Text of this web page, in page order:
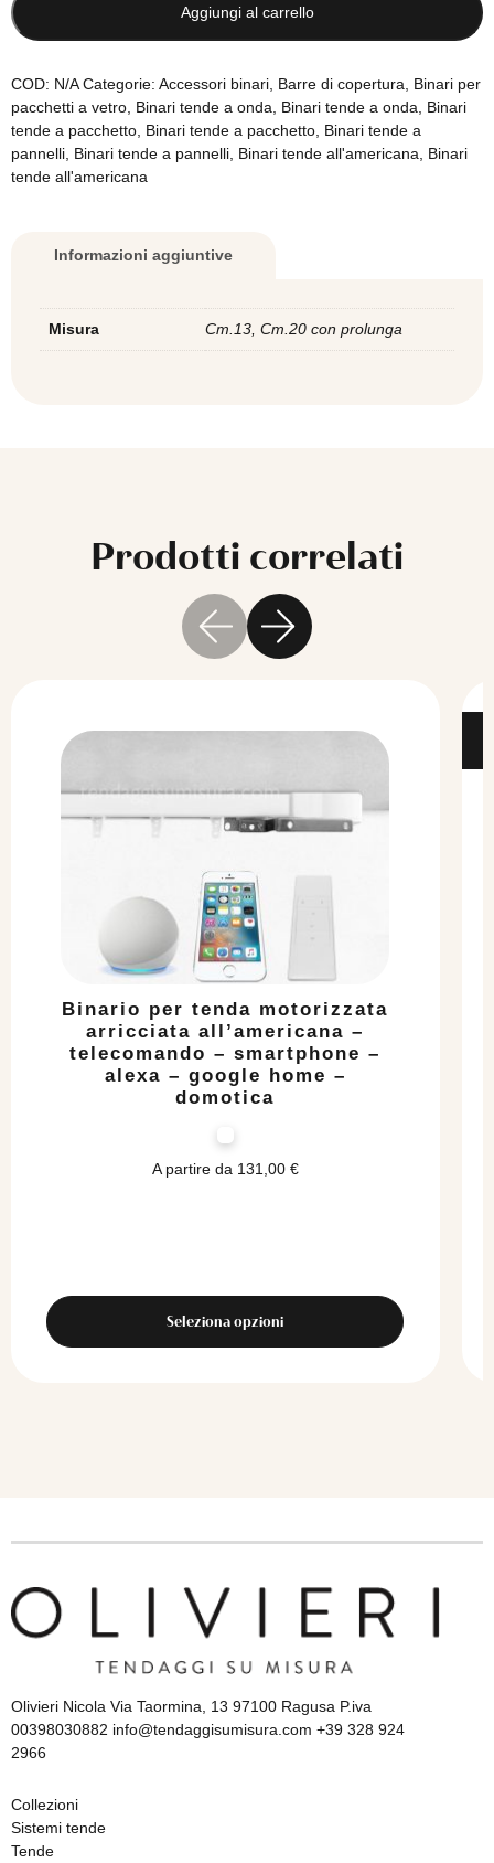
modello
Puk
a
pezzo
quantità
Aggiungi al carrello
COD: N/A Categorie: Accessori binari, Barre di copertura
Binari per
pacchetti a vetro, Binari tende a onda Binari tende a onda
Binari
tende a pacchetto, Binari tende a pacchetto, Binari tende a
pannelli, Binari tende a pannelli, Binari tende all'americana
Binari
tende all'americana
Informazioni aggiuntive
Misura Cm.13, Cm.20 con prolunga
Prodotti correlati
Binario per tenda motorizzata
arricciata all’americana –
telecomando – smartphone –
alexa – google home –
domotica
A partire da 131,00 €
Seleziona opzioni
Olivieri Nicola Via Taormina, 13 97100 Ragusa P.iva
00398030882 info@tendaggisumisura.com +39 328 924
2966
Collezioni
Sistemi tende
Tende